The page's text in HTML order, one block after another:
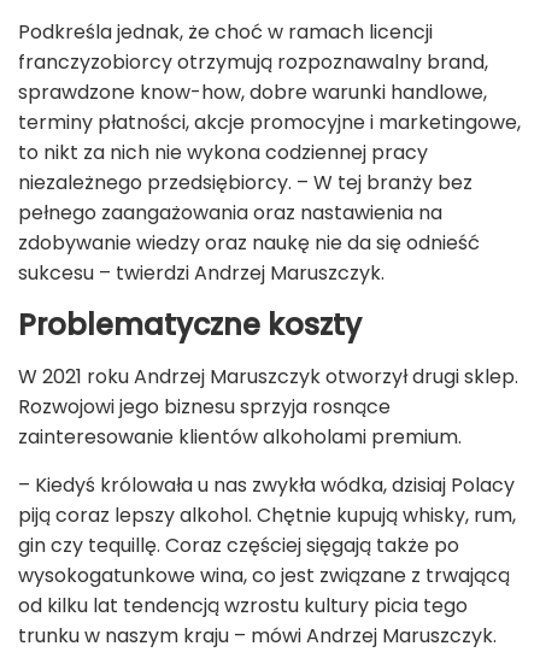
Podkreśla jednak, że choć w ramach licencji
franczyzobiorcy otrzymują rozpoznawalny brand,
sprawdzone know-how, dobre warunki handlowe,
terminy płatności, akcje promocyjne i marketingowe,
to nikt za nich nie wykona codziennej pracy
niezależnego przedsiębiorcy. – W tej branży bez
pełnego zaangażowania oraz nastawienia na
zdobywanie wiedzy oraz naukę nie da się odnieść
sukcesu – twierdzi Andrzej Maruszczyk.
Problematyczne koszty
W 2021 roku Andrzej Maruszczyk otworzył drugi sklep.
Rozwojowi jego biznesu sprzyja rosnące
zainteresowanie klientów alkoholami premium.
– Kiedyś królowała u nas zwykła wódka, dzisiaj Polacy
piją coraz lepszy alkohol. Chętnie kupują whisky, rum,
gin czy tequillę. Coraz częściej sięgają także po
wysokogatunkowe wina, co jest związane z trwającą
od kilku lat tendencją wzrostu kultury picia tego
trunku w naszym kraju – mówi Andrzej Maruszczyk.